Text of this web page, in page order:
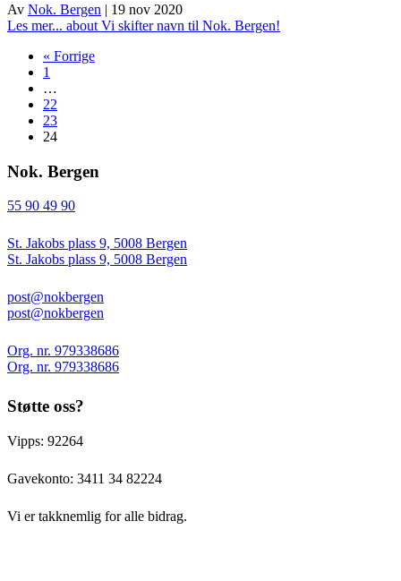
Av Nok. Bergen | 19 nov 2020
Les mer... about Vi skifter navn til Nok. Bergen!
« Forrige
1
…
22
23
24
Nok. Bergen
55 90 49 90
St. Jakobs plass 9, 5008 Bergen
St. Jakobs plass 9, 5008 Bergen
post@nokbergen
post@nokbergen
Org. nr. 979338686
Org. nr. 979338686
Støtte oss?
Vipps: 92264
Gavekonto: 3411 34 82224
Vi er takknemlig for alle bidrag.